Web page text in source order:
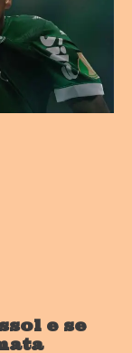
e se